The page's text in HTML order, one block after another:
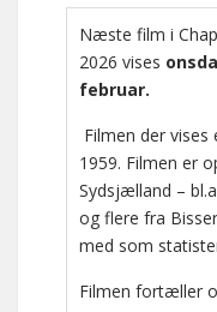
Næste film i
2026 vises
februar.
Filmen der vises
1959. Filmen er
Sydsjælland –
og flere fra
med som
Filmen fortæller